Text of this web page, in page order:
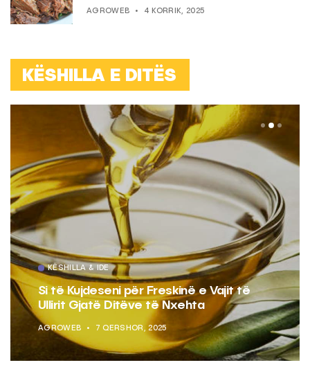
AGROWEB 4 KORRIK, 2025
KËSHILLA E DITËS
KËSHILLA & IDE
Si të Kujdeseni për Freskinë e Vajit të
Ullirit Gjatë Ditëve të Nxehta
AGROWEB 7 QERSHOR, 2025